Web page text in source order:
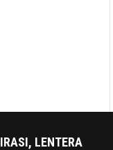
LENTERA